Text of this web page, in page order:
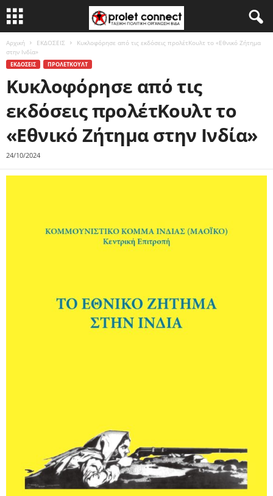
Αρχική ΕΚΔΟΣΕΙΣ
Κυκλοφόρησε από τις εκδόσεις προλέτΚουλτ το «Εθνικό Ζήτημα
στην Ινδία»
ΕΚΔΟΣΕΙΣ ΠΡΟΛΕΤΚΟΥΛΤ
Κυκλοφόρησε από τις
εκδόσεις προλέτΚουλτ το
«Εθνικό Ζήτημα στην Ινδία»
24/10/2024